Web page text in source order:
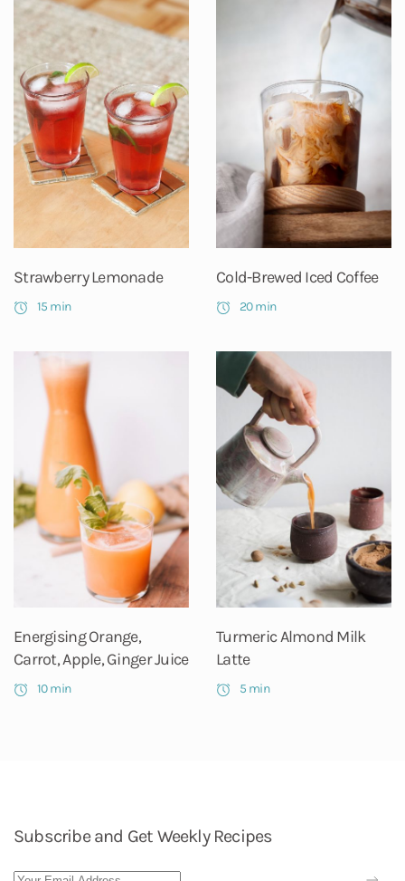
Strawberry Lemonade
15 min
Cold-Brewed Iced Coffee
20 min
Energising Orange,
Carrot, Apple, Ginger Juice
10 min
Turmeric Almond Milk
Latte
5 min
Subscribe and Get Weekly Recipes